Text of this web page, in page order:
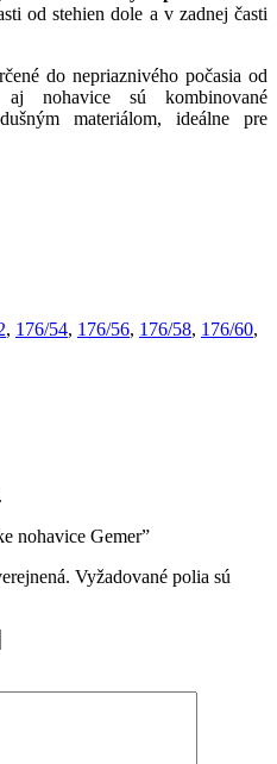
od stehien dole a v zadnej časti
do nepriaznivého počasia od
nohavice sú kombinované
materiálom, ideálne pre
, 176/54, 176/56, 176/58, 176/60,
nohavice Gemer”
Vyžadované polia sú